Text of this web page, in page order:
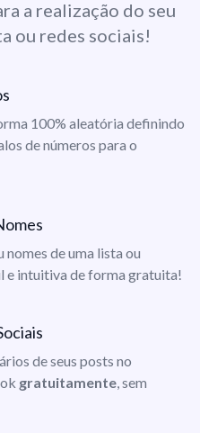
a realização do seu
ou redes sociais!
100% aleatória definindo
de números para o
de uma lista ou
e intuitiva de forma gratuita!
de seus posts no
gratuitamente, sem